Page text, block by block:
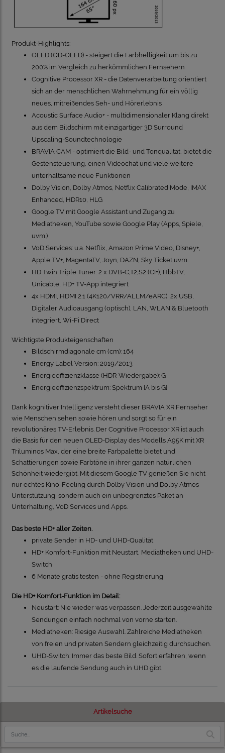
Produkt-Highlights:
OLED (QD-OLED) - steigert die Farbhelligkeit um bis zu
200% im Vergleich zu herkömmlichen Fernsehern
Cognitive Processor XR - die Datenverarbeitung orientiert
sich an der menschlichen Wahrnehmung für ein völlig
neues, mitreißendes Seh- und Hörerlebnis
Acoustic Surface Audio+ - multidimensionaler Klang direkt
aus dem Bildschirm mit einzigartiger 3D Surround
Upscaling-Soundtechnologie
BRAVIA CAM - optimiert die Bild- und Tonqualität, bietet die
Gestensteuerung, einen Videochat und viele weitere
unterhaltsame neue Funktionen
Dolby Vision, Dolby Atmos, Netflix Calibrated Mode, IMAX
Enhanced, HDR10, HLG
Google TV mit Google Assistant und Zugang zu
Mediatheken, YouTube sowie Google Play (Apps, Spiele,
uvm.)
VoD Services: u.a. Netflix, Amazon Prime Video, Disney+,
Apple TV+, MagentaTV, Joyn, DAZN, Sky Ticket uvm.
HD Twin Triple Tuner: 2 x DVB-C,T2,S2 (CI+), HbbTV,
Unicable, HD+ TV-App integriert
4x HDMI, HDMI 2.1 (4K120/VRR/ALLM/eARC), 2x USB,
Digitaler Audioausgang (optisch), LAN, WLAN & Bluetooth
integriert, Wi-Fi Direct
Wichtigste Produkteigenschaften
Bildschirmdiagonale cm (cm): 164
Energy Label Version: 2019/2013
Energieeffizienzklasse (HDR-Wiedergabe): G
Energieeffizienzspektrum: Spektrum [A bis G]
Dank kognitiver Intelligenz versteht dieser BRAVIA XR Fernseher
wie Menschen sehen sowie hören und sorgt so für ein
revolutionäres TV-Erlebnis. Der Cognitive Processor XR ist auch
die Basis für den neuen OLED-Display des Modells A95K mit XR
Triluminos Max, der eine breite Farbpalette bietet und
Schattierungen sowie Farbtöne in ihrer ganzen natürlichen
Schönheit wiedergibt. Mit diesem Google TV genießen Sie nicht
nur echtes Kino-Feeling durch Dolby Vision und Dolby Atmos
Unterstützung, sondern auch ein unbegrenztes Paket an
Unterhaltung, VoD Services und Apps.
Das beste HD+ aller Zeiten.
private Sender in HD- und UHD-Qualität
HD+ Komfort-Funktion mit Neustart, Mediatheken und UHD-
Switch
6 Monate gratis testen - ohne Registrierung
Die HD+ Komfort-Funktion im Detail:
Neustart: Nie wieder was verpassen. Jederzeit ausgewählte
Sendungen einfach nochmal von vorne starten.
Mediatheken: Riesige Auswahl. Zahlreiche Mediatheken
von freien und privaten Sendern gleichzeitig durchsuchen.
UHD-Switch: Immer das beste Bild. Sofort erfahren, wenn
es die laufende Sendung auch in UHD gibt.
Artikelsuche